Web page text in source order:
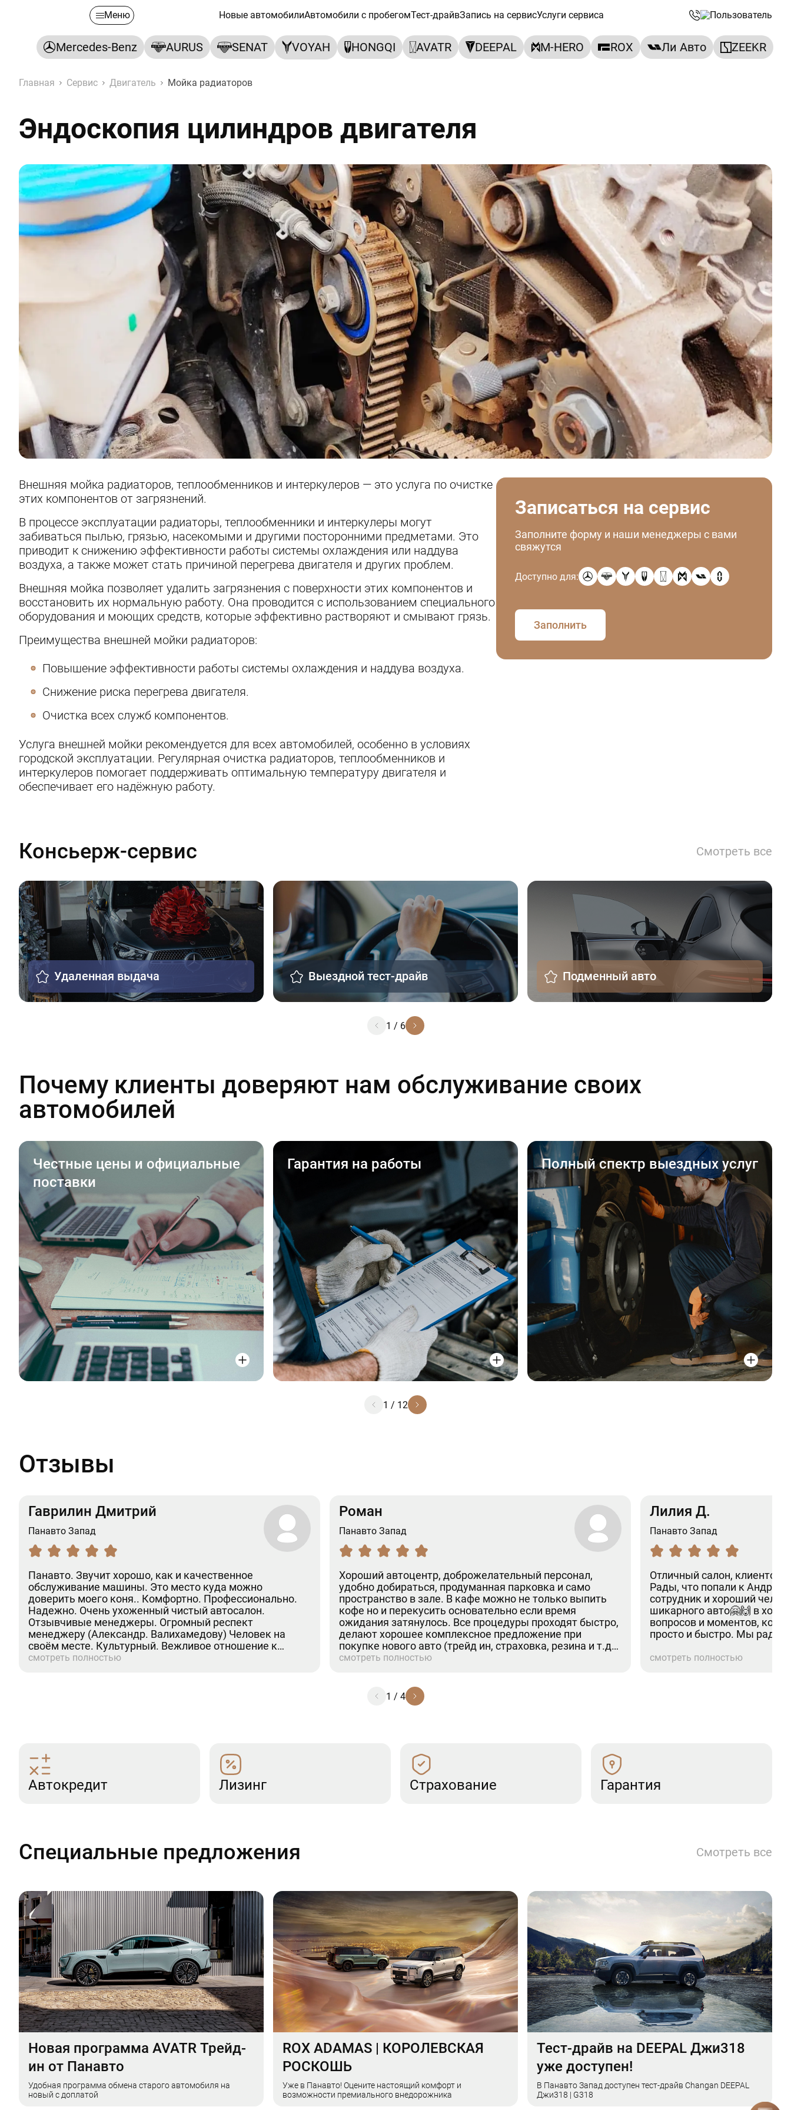
Меню Новые автомобилиАвтомобили с пробегомТест-драйвЗапись на сервисУслуги сервиса
Mercedes-Benz AURUS SENAT VOYAH HONGQI AVATR DEEPAL M-HERO ROX Ли Авто ZEEKR
Главная Сервис Двигатель Мойка радиаторов
Эндоскопия цилиндров двигателя
Внешняя мойка радиаторов, теплообменников и интеркулеров — это услуга по очистке
этих компонентов от загрязнений.
В процессе эксплуатации радиаторы, теплообменники и интеркулеры могут
забиваться пылью, грязью, насекомыми и другими посторонними предметами. Это
приводит к снижению эффективности работы системы охлаждения или наддува
воздуха, а также может стать причиной перегрева двигателя и других проблем.
Внешняя мойка позволяет удалить загрязнения с поверхности этих компонентов и
восстановить их нормальную работу. Она проводится с использованием специального
оборудования и моющих средств, которые эффективно растворяют и смывают грязь.
Преимущества внешней мойки радиаторов:
Повышение эффективности работы системы охлаждения и наддува воздуха.
Снижение риска перегрева двигателя.
Очистка всех служб компонентов.
Услуга внешней мойки рекомендуется для всех автомобилей, особенно в условиях
городской эксплуатации. Регулярная очистка радиаторов, теплообменников и
интеркулеров помогает поддерживать оптимальную температуру двигателя и
обеспечивает его надёжную работу.
Записаться на сервис
Заполните форму и наши менеджеры с вами
свяжутся
Доступно для:
Заполнить
Консьерж-сервис Смотреть все
Удаленная выдача Выездной тест-драйв Подменный авто
1 / 6
Почему клиенты доверяют нам обслуживание своих
автомобилей
Честные цены и официальные
поставки
Гарантия на работы Полный спектр выездных услуг
1 / 12
Отзывы
Гаврилин Дмитрий
Панавто Запад
Панавто. Звучит хорошо, как и качественное
обслуживание машины. Это место куда можно
доверить моего коня.. Комфортно. Профессионально.
Надежно. Очень ухоженный чистый автосалон.
Отзывчивые менеджеры. Огромный респект
менеджеру (Александр. Валихамедову) Человек на
своём месте. Культурный. Вежливое отношение к
клиентам. Недавно проходил там ТО-2. (GLS). Все по
смотреть полностью
Роман
Панавто Запад
Хороший автоцентр, доброжелательный персонал,
удобно добираться, продуманная парковка и само
пространство в зале. В кафе можно не только выпить
кофе но и перекусить основательно если время
ожидания затянулось. Все процедуры проходят быстро,
делают хорошее комплексное предложение при
покупке нового авто (трейд ин, страховка, резина и т.д).
От посещения только положительные эмоции.
смотреть полностью
Лилия Д.
Панавто Запад
Отличный салон,
Рады, что попали к
сотрудник и хороший
шикарного авто🤗🙌 в ходе
вопросов и моментов,
просто и быстро. Мы рады
смотреть полностью
1 / 4
Автокредит Лизинг Страхование Гарантия
Специальные предложения Смотреть все
Новая программа AVATR Трейд-
ин от Панавто
Удобная программа обмена старого автомобиля на
новый с доплатой
ROX ADAMAS | КОРОЛЕВСКАЯ
РОСКОШЬ
Уже в Панавто! Оцените настоящий комфорт и
возможности премиального внедорожника
Тест-драйв на DEEPAL Джи318
уже доступен!
В Панавто Запад доступен тест-драйв Changan DEEPAL
Джи318 | G318